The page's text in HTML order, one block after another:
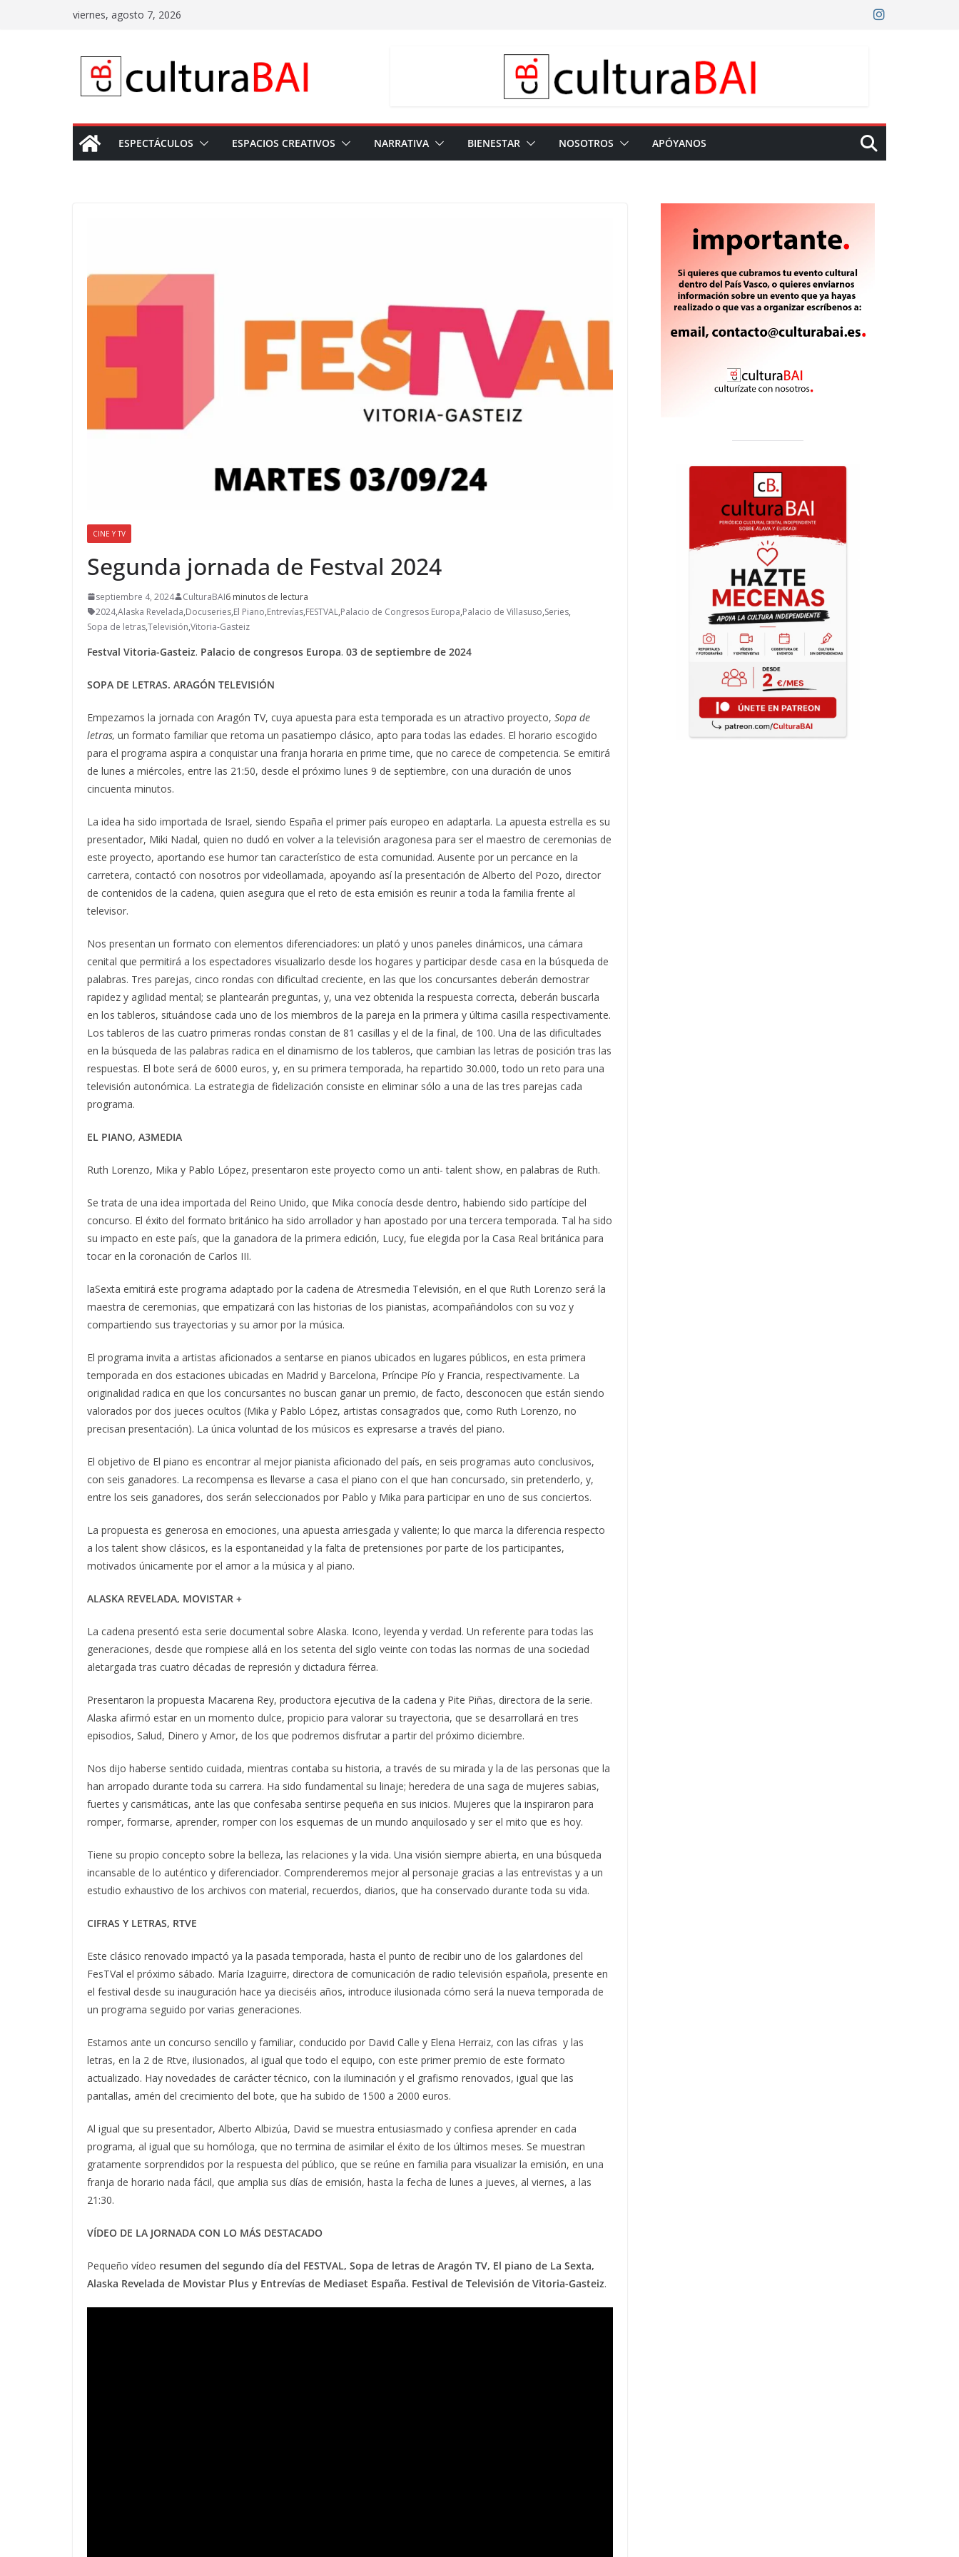
viernes, agosto 7, 2026
ESPECTÁCULOS ESPACIOS CREATIVOS NARRATIVA BIENESTAR NOSOTROS APÓYANOS
CINE Y TV
Segunda jornada de Festval 2024
septiembre 4, 2024 CulturaBAI6 minutos de lectura
2024,Alaska Revelada,Docuseries,El Piano,Entrevías,FESTVAL,Palacio de Congresos Europa,Palacio de Villasuso,Series,
Sopa de letras,Televisión,Vitoria-Gasteiz
Festval Vitoria-Gasteiz. Palacio de congresos Europa. 03 de septiembre de 2024
SOPA DE LETRAS. ARAGÓN TELEVISIÓN
Empezamos la jornada con Aragón TV, cuya apuesta para esta temporada es un atractivo proyecto, Sopa de
letras, un formato familiar que retoma un pasatiempo clásico, apto para todas las edades. El horario escogido
para el programa aspira a conquistar una franja horaria en prime time, que no carece de competencia. Se emitirá
de lunes a miércoles, entre las 21:50, desde el próximo lunes 9 de septiembre, con una duración de unos
cincuenta minutos.
La idea ha sido importada de Israel, siendo España el primer país europeo en adaptarla. La apuesta estrella es su
presentador, Miki Nadal, quien no dudó en volver a la televisión aragonesa para ser el maestro de ceremonias de
este proyecto, aportando ese humor tan característico de esta comunidad. Ausente por un percance en la
carretera, contactó con nosotros por videollamada, apoyando así la presentación de Alberto del Pozo, director
de contenidos de la cadena, quien asegura que el reto de esta emisión es reunir a toda la familia frente al
televisor.
Nos presentan un formato con elementos diferenciadores: un plató y unos paneles dinámicos, una cámara
cenital que permitirá a los espectadores visualizarlo desde los hogares y participar desde casa en la búsqueda de
palabras. Tres parejas, cinco rondas con dificultad creciente, en las que los concursantes deberán demostrar
rapidez y agilidad mental; se plantearán preguntas, y, una vez obtenida la respuesta correcta, deberán buscarla
en los tableros, situándose cada uno de los miembros de la pareja en la primera y última casilla respectivamente.
Los tableros de las cuatro primeras rondas constan de 81 casillas y el de la final, de 100. Una de las dificultades
en la búsqueda de las palabras radica en el dinamismo de los tableros, que cambian las letras de posición tras las
respuestas. El bote será de 6000 euros, y, en su primera temporada, ha repartido 30.000, todo un reto para una
televisión autonómica. La estrategia de fidelización consiste en eliminar sólo a una de las tres parejas cada
programa.
EL PIANO, A3MEDIA
Ruth Lorenzo, Mika y Pablo López, presentaron este proyecto como un anti- talent show, en palabras de Ruth.
Se trata de una idea importada del Reino Unido, que Mika conocía desde dentro, habiendo sido partícipe del
concurso. El éxito del formato británico ha sido arrollador y han apostado por una tercera temporada. Tal ha sido
su impacto en este país, que la ganadora de la primera edición, Lucy, fue elegida por la Casa Real británica para
tocar en la coronación de Carlos III.
laSexta emitirá este programa adaptado por la cadena de Atresmedia Televisión, en el que Ruth Lorenzo será la
maestra de ceremonias, que empatizará con las historias de los pianistas, acompañándolos con su voz y
compartiendo sus trayectorias y su amor por la música.
El programa invita a artistas aficionados a sentarse en pianos ubicados en lugares públicos, en esta primera
temporada en dos estaciones ubicadas en Madrid y Barcelona, Príncipe Pío y Francia, respectivamente. La
originalidad radica en que los concursantes no buscan ganar un premio, de facto, desconocen que están siendo
valorados por dos jueces ocultos (Mika y Pablo López, artistas consagrados que, como Ruth Lorenzo, no
precisan presentación). La única voluntad de los músicos es expresarse a través del piano.
El objetivo de El piano es encontrar al mejor pianista aficionado del país, en seis programas auto conclusivos,
con seis ganadores. La recompensa es llevarse a casa el piano con el que han concursado, sin pretenderlo, y,
entre los seis ganadores, dos serán seleccionados por Pablo y Mika para participar en uno de sus conciertos.
La propuesta es generosa en emociones, una apuesta arriesgada y valiente; lo que marca la diferencia respecto
a los talent show clásicos, es la espontaneidad y la falta de pretensiones por parte de los participantes,
motivados únicamente por el amor a la música y al piano.
ALASKA REVELADA, MOVISTAR +
La cadena presentó esta serie documental sobre Alaska. Icono, leyenda y verdad. Un referente para todas las
generaciones, desde que rompiese allá en los setenta del siglo veinte con todas las normas de una sociedad
aletargada tras cuatro décadas de represión y dictadura férrea.
Presentaron la propuesta Macarena Rey, productora ejecutiva de la cadena y Pite Piñas, directora de la serie.
Alaska afirmó estar en un momento dulce, propicio para valorar su trayectoria, que se desarrollará en tres
episodios, Salud, Dinero y Amor, de los que podremos disfrutar a partir del próximo diciembre.
Nos dijo haberse sentido cuidada, mientras contaba su historia, a través de su mirada y la de las personas que la
han arropado durante toda su carrera. Ha sido fundamental su linaje; heredera de una saga de mujeres sabias,
fuertes y carismáticas, ante las que confesaba sentirse pequeña en sus inicios. Mujeres que la inspiraron para
romper, formarse, aprender, romper con los esquemas de un mundo anquilosado y ser el mito que es hoy.
Tiene su propio concepto sobre la belleza, las relaciones y la vida. Una visión siempre abierta, en una búsqueda
incansable de lo auténtico y diferenciador. Comprenderemos mejor al personaje gracias a las entrevistas y a un
estudio exhaustivo de los archivos con material, recuerdos, diarios, que ha conservado durante toda su vida.
CIFRAS Y LETRAS, RTVE
Este clásico renovado impactó ya la pasada temporada, hasta el punto de recibir uno de los galardones del
FesTVal el próximo sábado. María Izaguirre, directora de comunicación de radio televisión española, presente en
el festival desde su inauguración hace ya dieciséis años, introduce ilusionada cómo será la nueva temporada de
un programa seguido por varias generaciones.
Estamos ante un concurso sencillo y familiar, conducido por David Calle y Elena Herraiz, con las cifras y las
letras, en la 2 de Rtve, ilusionados, al igual que todo el equipo, con este primer premio de este formato
actualizado. Hay novedades de carácter técnico, con la iluminación y el grafismo renovados, igual que las
pantallas, amén del crecimiento del bote, que ha subido de 1500 a 2000 euros.
Al igual que su presentador, Alberto Albizúa, David se muestra entusiasmado y confiesa aprender en cada
programa, al igual que su homóloga, que no termina de asimilar el éxito de los últimos meses. Se muestran
gratamente sorprendidos por la respuesta del público, que se reúne en familia para visualizar la emisión, en una
franja de horario nada fácil, que amplia sus días de emisión, hasta la fecha de lunes a jueves, al viernes, a las
21:30.
VÍDEO DE LA JORNADA CON LO MÁS DESTACADO
Pequeño vídeo resumen del segundo día del FESTVAL, Sopa de letras de Aragón TV, El piano de La Sexta,
Alaska Revelada de Movistar Plus y Entrevías de Mediaset España. Festival de Televisión de Vitoria-Gasteiz.